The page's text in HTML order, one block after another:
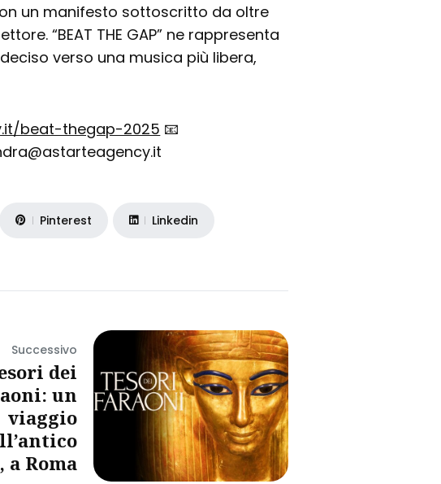
un manifesto sottoscritto da oltre
“BEAT THE GAP” ne rappresenta
verso una musica più libera,
beat-thegap-2025 📧
Pinterest Linkedin
Successivo
dei
un
viaggio
a Roma